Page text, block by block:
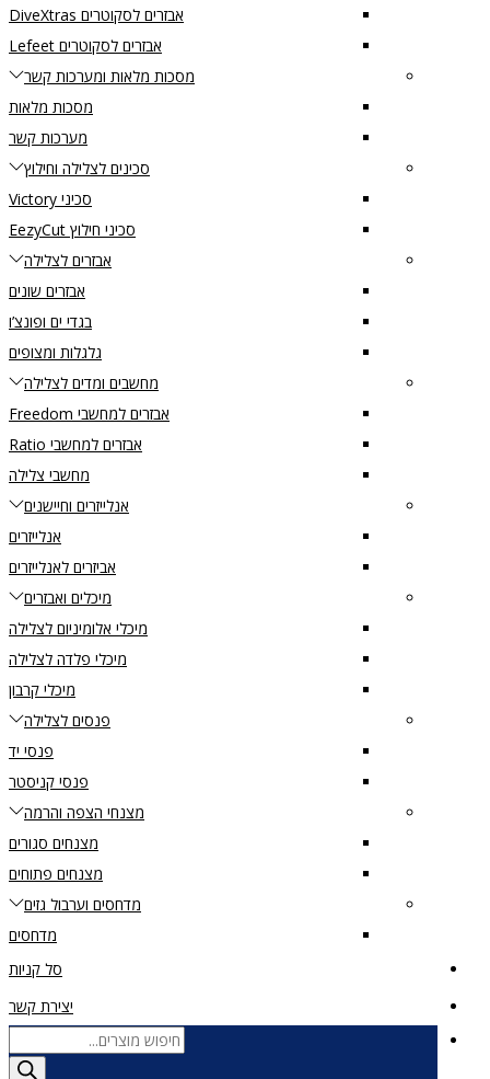
אבזרים לסקוטרים DiveXtras
אבזרים לסקוטרים Lefeet
מסכות מלאות ומערכות קשר
מסכות מלאות
מערכות קשר
סכינים לצלילה וחילוץ
סכיני Victory
סכיני חילוץ EezyCut
אבזרים לצלילה
אבזרים שונים
בגדי ים ופונצ’ו
גלגלות ומצופים
מחשבים ומדים לצלילה
אבזרים למחשבי Freedom
אבזרים למחשבי Ratio
מחשבי צלילה
אנלייזרים וחיישנים
אנלייזרים
אביזרים לאנלייזרים
מיכלים ואבזרים
מיכלי אלומיניום לצלילה
מיכלי פלדה לצלילה
מיכלי קרבון
פנסים לצלילה
פנסי יד
פנסי קניסטר
מצנחי הצפה והרמה
מצנחים סגורים
מצנחים פתוחים
מדחסים וערבול גזים
מדחסים
סל קניות
יצירת קשר
Products